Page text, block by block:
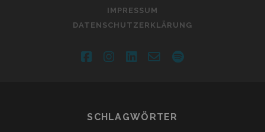
IMPRESSUM
DATENSCHUTZERKLÄRUNG
facebookinstagram
linkedin
email-spotify
SCHLAGWÖRTER